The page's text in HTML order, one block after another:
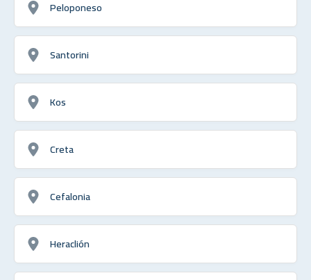
Peloponeso
Santorini
Kos
Creta
Cefalonia
Heraclión